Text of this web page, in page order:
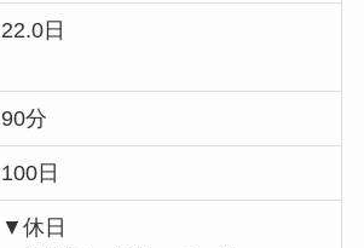
22.0日
90分
100日
▼休日